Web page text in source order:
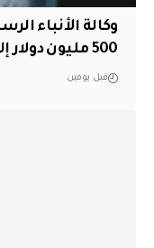
وكالة الأنباء
500 مليون دولار إلى البنك المركزي العراقي
قبل يومين